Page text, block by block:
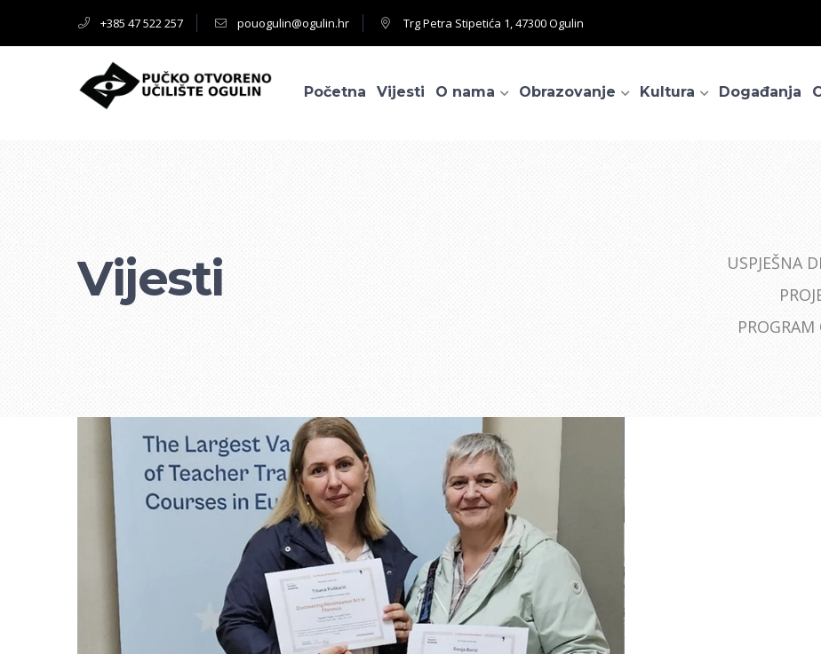
+385 47 522 257 pouogulin@ogulin.hr Trg Petra Stipetića 1, 47300 Ogulin
Početna Vijesti O nama Obrazovanje Kultura Događanja
Vijesti
USPJEŠNA
PROGRAM